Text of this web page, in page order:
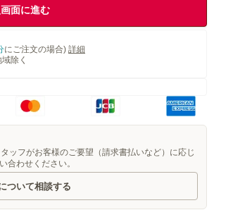
面に進む
にご注文の場合) 詳細
除く
ッフがお客様のご要望（請求書払いなど）に応じ
合わせください。
ついて相談する